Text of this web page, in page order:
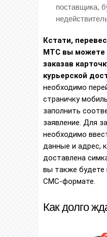
поставщика,
Кстати,
МТС вы можете
заказав
курьерской
необходимо
страничку
заполнить
заявление. Для
необходимо
данные и адрес,
доставлена
вы также будете
СМС-формате.
Как долго